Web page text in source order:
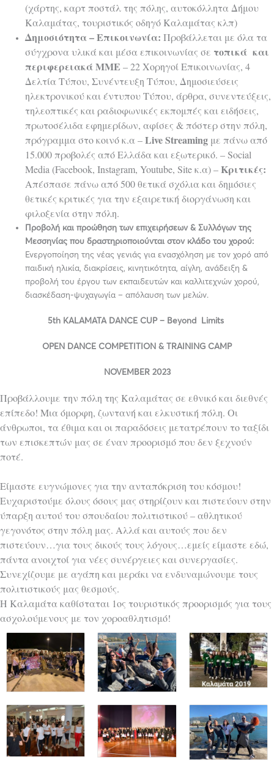
(χάρτης, καρτ ποστάλ της πόλης, αυτοκόλλητα Δήμου
Καλαμάτας, τουριστικός οδηγό Καλαμάτας κλπ)
Δημοσιότητα – Επικοινωνία:Προβάλλεται με όλα τα
σύγχρονα υλικά και μέσα επικοινωνίας σε τοπικά και
περιφερειακά ΜΜΕ – 22 Χορηγοί Επικοινωνίας, 4
Δελτία Τύπου, Συνέντευξη Τύπου, Δημοσιεύσεις
ηλεκτρονικού και έντυπου Τύπου, άρθρα, συνεντεύξεις,
τηλεοπτικές και ραδιοφωνικές εκπομπές και ειδήσεις,
πρωτοσέλιδα εφημερίδων, αφίσες & πόστερ στην πόλη,
πρόγραμμα στο κοινό κ.α –Live Streaming με πάνω από
15.000 προβολές από Ελλάδα και εξωτερικό. – Social
Media (Facebook, Instagram, Youtube, Site κ.α) –Κριτικές:
Απέσπασε πάνω από 500 θετικά σχόλια και δημόσιες
θετικές κριτικές για την εξαιρετική διοργάνωση και
φιλοξενία στην πόλη.
Προβολή και προώθηση των επιχειρήσεων & Συλλόγων της
Μεσσηνίας που δραστηριοποιούνται στον κλάδο του χορού:
Ενεργοποίηση της νέας γενιάς για ενασχόληση με τον χορό από
παιδική ηλικία, διακρίσεις, κινητικότητα, αίγλη, ανάδειξη &
προβολή του έργου των εκπαιδευτών και καλλιτεχνών χορού,
διασκέδαση-ψυχαγωγία – απόλαυση των μελών.
5th KALAMATA DANCE CUP – Beyond Limits
OPEN DANCE COMPETITION & TRAINING CAMP
NOVEMBER 2023
Προβάλλουμε την πόλη της Καλαμάτας σε εθνικό και διεθνές
επίπεδο! Μια όμορφη, ζωντανή και ελκυστική πόλη. Οι
άνθρωποι, τα έθιμα και οι παραδόσεις μετατρέπουν το ταξίδι
των επισκεπτών μας σε έναν προορισμό που δεν ξεχνούν
ποτέ.
Είμαστε ευγνώμονες για την ανταπόκριση του κόσμου!
Ευχαριστούμε όλους όσους μας στηρίζουν και πιστεύουν στην
ύπαρξη αυτού του σπουδαίου πολιτιστικού – αθλητικού
γεγονότος στην πόλη μας. Αλλά και αυτούς που δεν
πιστεύουν…για τους δικούς τους λόγους…εμείς είμαστε εδώ,
πάντα ανοιχτοί για νέες συνέργειες και συνεργασίες.
Συνεχίζουμε με αγάπη και μεράκι να ενδυναμώνουμε τους
πολιτιστικούς μας θεσμούς.
Η Καλαμάτα καθίσταται 1ος τουριστικός προορισμός για τους
ασχολούμενους με τον χοροαθλητισμό!